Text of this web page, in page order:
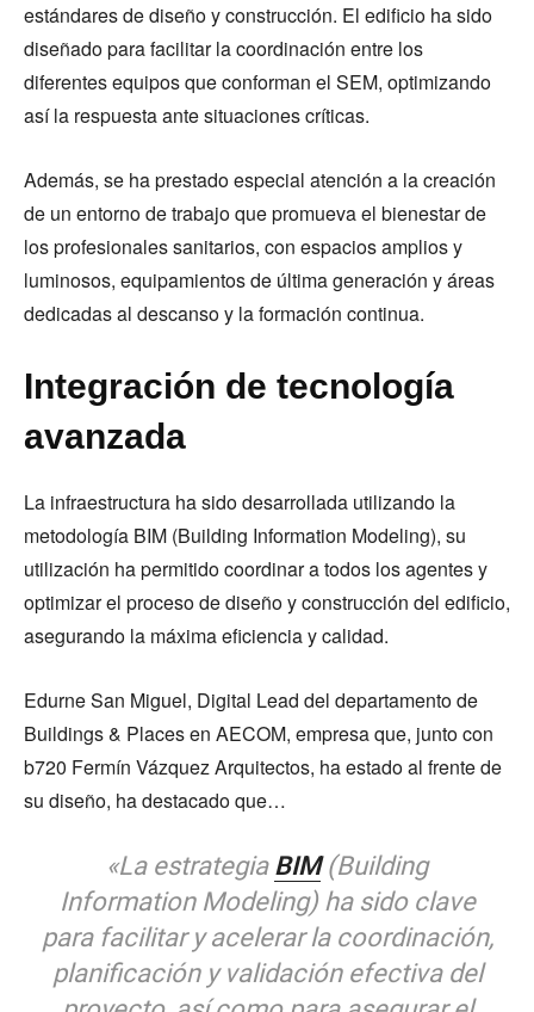
estándares de diseño y construcción. El edificio ha sido
diseñado para facilitar la coordinación entre los
diferentes equipos que conforman el SEM, optimizando
así la respuesta ante situaciones críticas.
Además, se ha prestado especial atención a la creación
de un entorno de trabajo que promueva el bienestar de
los profesionales sanitarios, con espacios amplios y
luminosos, equipamientos de última generación y áreas
dedicadas al descanso y la formación continua.
Integración de tecnología
avanzada
La infraestructura ha sido desarrollada utilizando la
metodología BIM (Building Information Modeling), su
utilización ha permitido coordinar a todos los agentes y
optimizar el proceso de diseño y construcción del edificio,
asegurando la máxima eficiencia y calidad.
Edurne San Miguel, Digital Lead del departamento de
Buildings & Places en AECOM, empresa que, junto con
b720 Fermín Vázquez Arquitectos, ha estado al frente de
su diseño, ha destacado que…
«La estrategia BIM(Building
Information Modeling) ha sido clave
para facilitar y acelerar la coordinación,
planificación y validación efectiva del